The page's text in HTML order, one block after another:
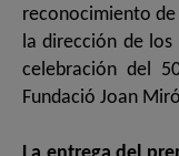
reconocimiento
la dirección de los
celebración del
Fundació Joan